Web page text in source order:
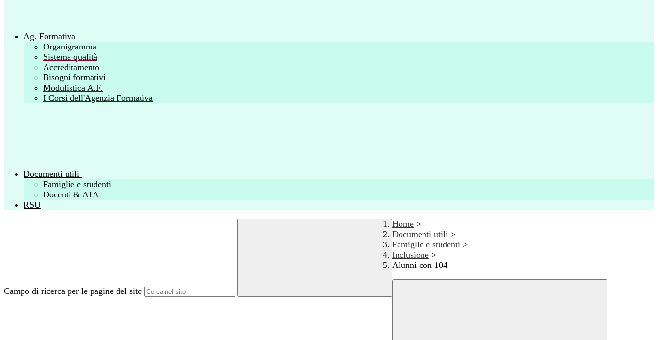
Ag. Formativa
Organigramma
Sistema qualità
Accreditamento
Bisogni formativi
Modulistica A.F.
I Corsi dell'Agenzia Formativa
Documenti utili
Famiglie e studenti
Docenti & ATA
RSU
Campo di ricerca per le pagine del sito
Home >
Documenti utili >
Famiglie e studenti >
Inclusione >
Alunni con 104